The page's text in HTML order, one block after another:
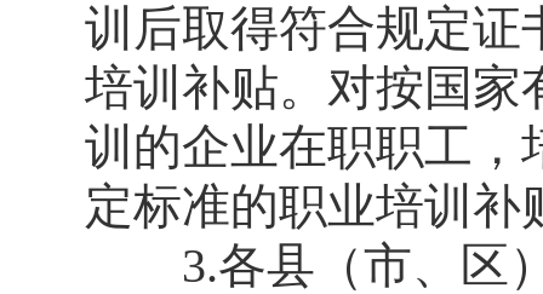
训后取得符合规定证
培训补贴。对按国家
训的企业在职职工，
定标准的职业培训补
3.各县（市、区）